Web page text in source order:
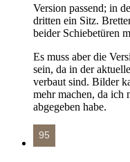
Version passend; in
dritten ein Sitz.
beider Schiebetüren
Es muss aber die
sein, da in der
verbaut sind. Bilder
mehr machen, da ich
abgegeben habe.